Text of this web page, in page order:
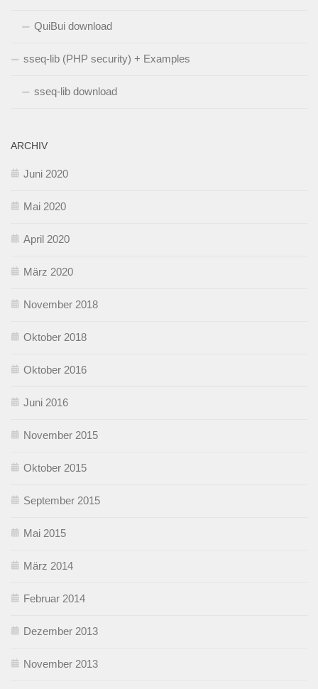
QuiBui download
sseq-lib (PHP security) + Examples
sseq-lib download
ARCHIV
Juni 2020
Mai 2020
April 2020
März 2020
November 2018
Oktober 2018
Oktober 2016
Juni 2016
November 2015
Oktober 2015
September 2015
Mai 2015
März 2014
Februar 2014
Dezember 2013
November 2013